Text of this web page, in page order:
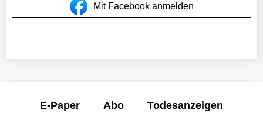
Mit Facebook anmelden
E-Paper Abo Todesanzeigen